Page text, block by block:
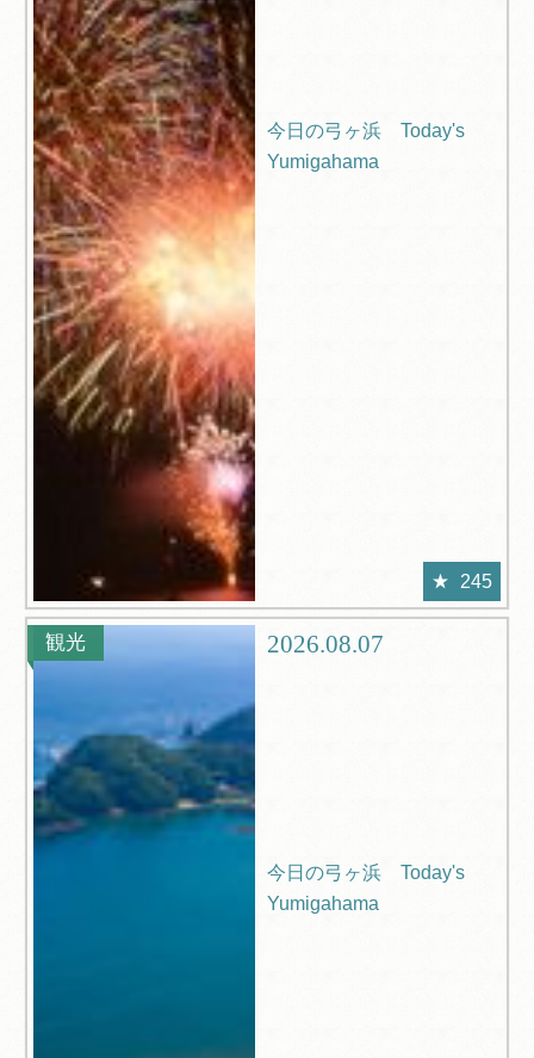
今日の弓ヶ浜 Today's
Yumigahama
245
観光 2026.08.07
今日の弓ヶ浜 Today's
Yumigahama